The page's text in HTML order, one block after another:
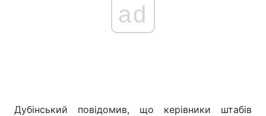
ad
Дубінський повідомив, що керівники штабів